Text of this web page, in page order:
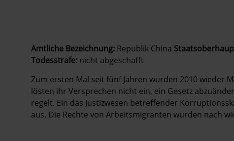
Amtliche Bezeichnung: Republik China
Todesstrafe: nicht abgeschafft
Zum ersten Mal seit fünf Jahren wurden 2010 wieder
lösten ihr Versprechen nicht ein, ein Gesetz
regelt. Ein das Justizwesen betreffender
aus. Die Rechte von Arbeitsmigranten wurden nach